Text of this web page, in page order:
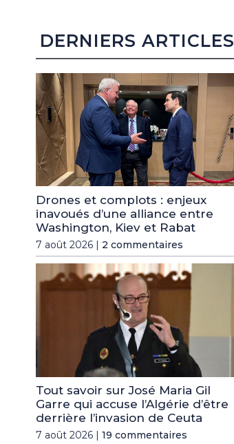
DERNIERS ARTICLES
Drones et complots : enjeux
inavoués d’une alliance entre
Washington, Kiev et Rabat
7 août 2026 | 2 commentaires
Tout savoir sur José Maria Gil
Garre qui accuse l’Algérie d’être
derrière l’invasion de Ceuta
7 août 2026 | 19 commentaires